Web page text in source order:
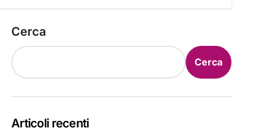
Cerca
Cerca
Articoli recenti